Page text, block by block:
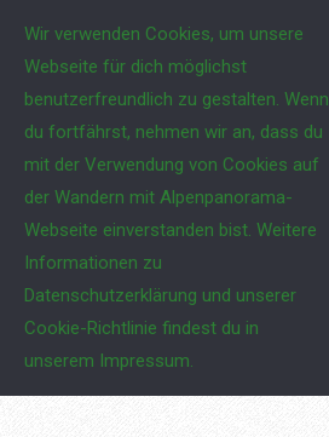
Wir verwenden Cookies, um unsere
Webseite für dich möglichst
benutzerfreundlich zu gestalten. Wenn
du fortfährst, nehmen wir an, dass du
mit der Verwendung von Cookies auf
der Wandern mit Alpenpanorama-
Webseite einverstanden bist. Weitere
Informationen zu
Datenschutzerklärung und unserer
Cookie-Richtlinie findest du in
unserem Impressum.